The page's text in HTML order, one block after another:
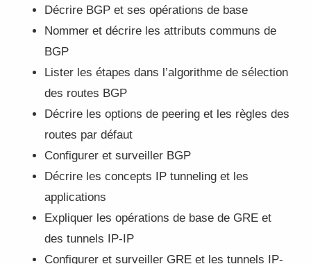
Décrire BGP et ses opérations de base
Nommer et décrire les attributs communs de
BGP
Lister les étapes dans l’algorithme de sélection
des routes BGP
Décrire les options de peering et les règles des
routes par défaut
Configurer et surveiller BGP
Décrire les concepts IP tunneling et les
applications
Expliquer les opérations de base de GRE et
des tunnels IP-IP
Configurer et surveiller GRE et les tunnels IP-